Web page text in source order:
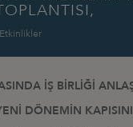
Etkinlikler
İŞ BİRLİĞİ
DÖNEMİN